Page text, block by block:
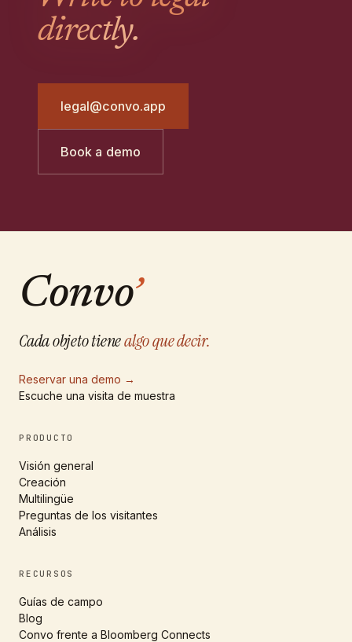
directly.
legal@convo.app
Book a demo
Convo’
Cada objeto tienealgo que decir.
Reservar una demo →
Escuche una visita de muestra
PRODUCTO
Visión general
Creación
Multilingüe
Preguntas de los visitantes
Análisis
RECURSOS
Guías de campo
Blog
Convo frente a Bloomberg Connects